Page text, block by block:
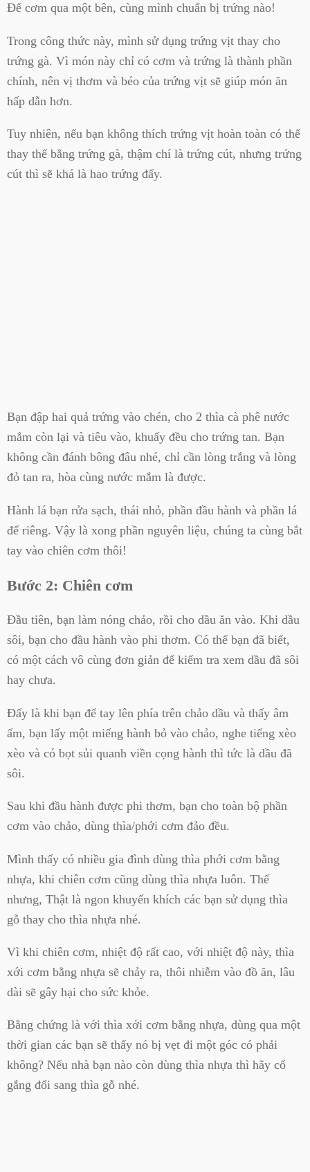
Để cơm qua một bên, cùng mình chuẩn bị trứng nào!
Trong công thức này, mình sử dụng trứng vịt thay cho
trứng gà. Vì món này chỉ có cơm và trứng là thành phần
chính, nên vị thơm và béo của trứng vịt sẽ giúp món ăn
hấp dẫn hơn.
Tuy nhiên, nếu bạn không thích trứng vịt hoàn toàn có thể
thay thế bằng trứng gà, thậm chí là trứng cút, nhưng trứng
cút thì sẽ khá là hao trứng đấy.
Bạn đập hai quả trứng vào chén, cho 2 thìa cà phê nước
mắm còn lại và tiêu vào, khuấy đều cho trứng tan. Bạn
không cần đánh bông đâu nhé, chỉ cần lòng trắng và lòng
đỏ tan ra, hòa cùng nước mắm là được.
Hành lá bạn rửa sạch, thái nhỏ, phần đầu hành và phần lá
để riêng. Vậy là xong phần nguyên liệu, chúng ta cùng bắt
tay vào chiên cơm thôi!
Bước 2: Chiên cơm
Đầu tiên, bạn làm nóng chảo, rồi cho dầu ăn vào. Khi dầu
sôi, bạn cho đầu hành vào phi thơm. Có thể bạn đã biết,
có một cách vô cùng đơn giản để kiểm tra xem dầu đã sôi
hay chưa.
Đấy là khi bạn để tay lên phía trên chảo dầu và thấy âm
ấm, bạn lấy một miếng hành bỏ vào chảo, nghe tiếng xèo
xèo và có bọt sủi quanh viền cọng hành thì tức là dầu đã
sôi.
Sau khi đầu hành được phi thơm, bạn cho toàn bộ phần
cơm vào chảo, dùng thìa/phới cơm đảo đều.
Mình thấy có nhiều gia đình dùng thìa phới cơm bằng
nhựa, khi chiên cơm cũng dùng thìa nhựa luôn. Thế
nhưng, Thật là ngon khuyến khích các bạn sử dụng thìa
gỗ thay cho thìa nhựa nhé.
Vì khi chiên cơm, nhiệt độ rất cao, với nhiệt độ này, thìa
xới cơm bằng nhựa sẽ chảy ra, thôi nhiễm vào đồ ăn, lâu
dài sẽ gây hại cho sức khỏe.
Bằng chứng là với thìa xới cơm bằng nhựa, dùng qua một
thời gian các bạn sẽ thấy nó bị vẹt đi một góc có phải
không? Nếu nhà bạn nào còn dùng thìa nhựa thì hãy cố
gắng đổi sang thìa gỗ nhé.